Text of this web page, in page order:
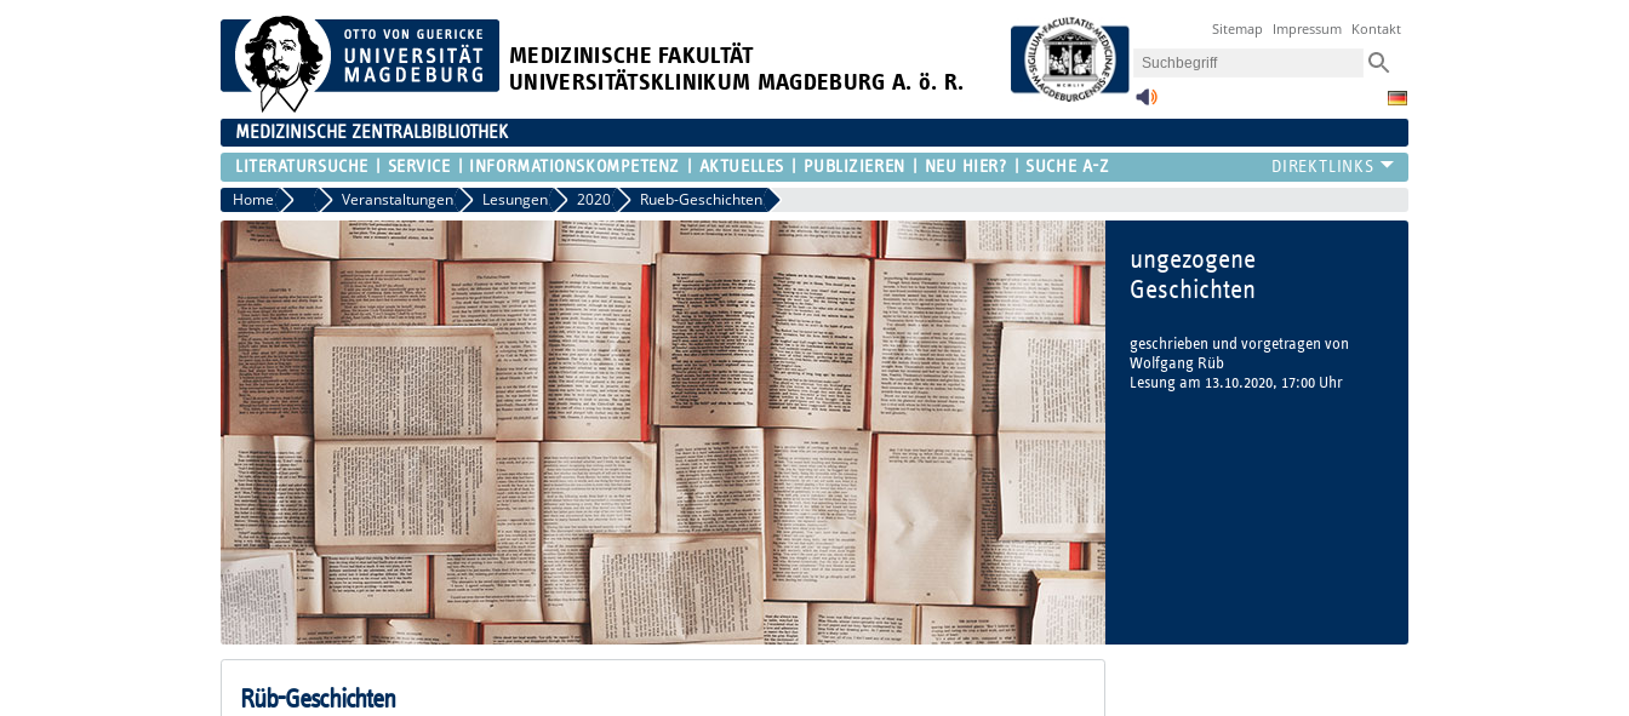
MEDIZINISCHE FAKULTÄT
UNIVERSITÄTSKLINIKUM MAGDEBURG A. ö. R.
Sitemap Impressum Kontakt
MEDIZINISCHE ZENTRALBIBLIOTHEK
LITERATURSUCHE SERVICE INFORMATIONSKOMPETENZ AKTUELLES PUBLIZIEREN NEU HIER? SUCHE A-Z
Home AktuellesVeranstaltungen Lesungen 2020 Rueb-Geschichten
ungezogene
Geschichten
geschrieben und vorgetragen von
Wolfgang Rüb
Lesung am 13.10.2020, 17:00 Uhr
Rüb-Geschichten